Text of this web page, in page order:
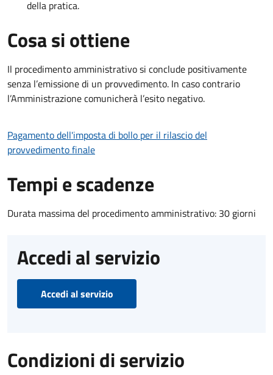
della pratica.
Cosa si ottiene
Il procedimento amministrativo si conclude positivamente
senza l’emissione di un provvedimento. In caso contrario
l’Amministrazione comunicherà l’esito negativo.
Pagamento dell'imposta di bollo per il rilascio del
provvedimento finale
Tempi e scadenze
Durata massima del procedimento amministrativo: 30 giorni
Accedi al servizio
Accedi al servizio
Condizioni di servizio